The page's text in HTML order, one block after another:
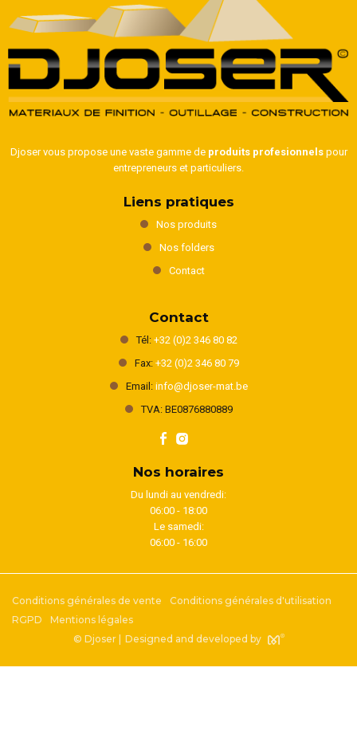
Djoser vous propose une vaste gamme de produits profesionnelspour
entrepreneurs et particuliers.
Liens pratiques
Nos produits
Nos folders
Contact
Contact
Tél: +32 (0)2 346 80 82
Fax: +32 (0)2 346 80 79
Email: info@djoser-mat.be
TVA: BE0876880889
Nos horaires
Du lundi au vendredi:
06:00 - 18:00
Le samedi:
06:00 - 16:00
Conditions générales de vente
Conditions générales d'utilisation
RGPD
Mentions légales
© Djoser |
Designed and developed by